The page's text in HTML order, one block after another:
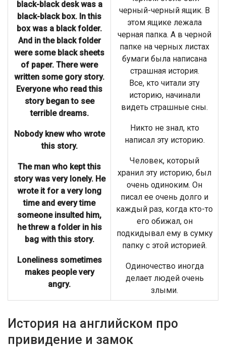
black-black desk was a
black-black box. In this
box was a black folder.
And in the black folder
were some black sheets
of paper. There were
written some gory story.
Everyone who read this
story began to see
terrible dreams.
Nobody knew who wrote
this story.
The man who kept this
story was very lonely. He
wrote it for a very long
time and every time
someone insulted him,
he threw a folder in his
bag with this story.
Loneliness sometimes
makes people very
angry.
черный-черный ящик. В
этом ящике лежала
черная папка. А в черной
папке на черных листах
бумаги была написана
страшная история.
Все, кто читали эту
историю, начинали
видеть страшные сны.
Никто не знал, кто
написал эту историю.
Человек, который
хранил эту историю, был
очень одиноким. Он
писал ее очень долго и
каждый раз, когда кто-то
его обижал, он
подкидывал ему в сумку
папку с этой историей.
Одиночество иногда
делает людей очень
злыми.
История на английском про
привидение и замок